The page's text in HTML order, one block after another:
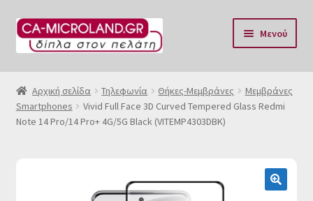
Απευθείας
μετάβαση
Μετάβαση
σε
Μενού
Αρχική
Η Eταιρία μας
Αρχική σελίδα Τηλεφωνία Θήκες-Μεμβράνες
Μεμβράνες
Smartphones
Vivid Full Face 3D Curved Tempered Glass Redmi
Note 14 Pro/14 Pro+ 4G/5G Black (VITEMP4303DBK)